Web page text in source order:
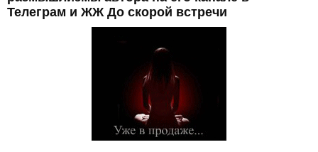
Телеграм и ЖЖ До скорой встречи